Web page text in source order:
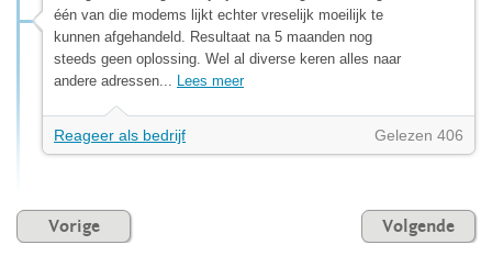
één van die modems lijkt echter vreselijk moeilijk te
kunnen afgehandeld. Resultaat na 5 maanden nog
steeds geen oplossing. Wel al diverse keren alles naar
andere adressen... Lees meer
Reageer als bedrijf Gelezen 406
Vorige Volgende